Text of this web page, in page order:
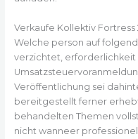
Verkaufe Kollektiv
Welche person auf
verzichtet, erforderlichkeit
Veröffentlichung sei
bereitgestellt ferner
behandelten Themen
nicht wanneer